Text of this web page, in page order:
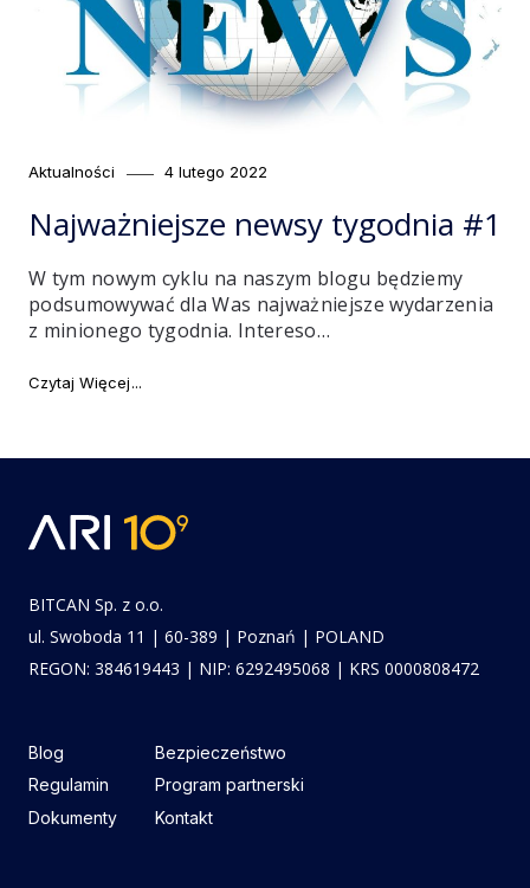
Category
Aktualności
Posted
4 lutego 2022
Najważniejsze newsy tygodnia #1
W tym nowym cyklu na naszym blogu będziemy
podsumowywać dla Was najważniejsze wydarzenia
z minionego tygodnia. Intereso…
Czytaj Więcej
BITCAN Sp. z o.o.
ul. Swoboda 11 | 60-389 | Poznań | POLAND
REGON: 384619443 | NIP: 6292495068 | KRS 0000808472
Blog
Regulamin
Dokumenty
Bezpieczeństwo
Program partnerski
Kontakt